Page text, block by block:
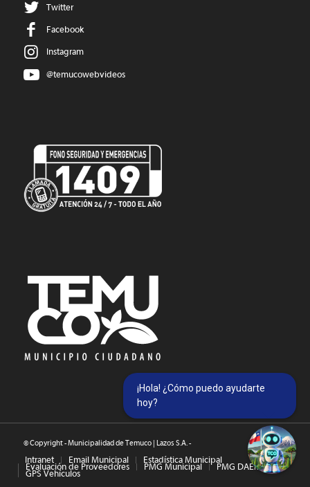
Twitter
Facebook
Instagram
@temucowebvideos
© Copyright - Municipalidad de Temuco | Lazos S.A. -
Intranet Email Municipal Estadística Municipal
Evaluación de Proveedores PMG Municipal PMG DAEM
GPS Vehículos
¡Hola! ¿Cómo puedo ayudarte
hoy?